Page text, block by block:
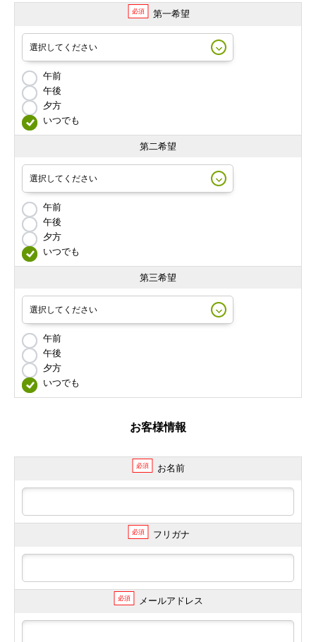
必須 第一希望
午前
午後
夕方
いつでも
第二希望
午前
午後
夕方
いつでも
第三希望
午前
午後
夕方
いつでも
お客様情報
必須 お名前
必須 フリガナ
必須 メールアドレス